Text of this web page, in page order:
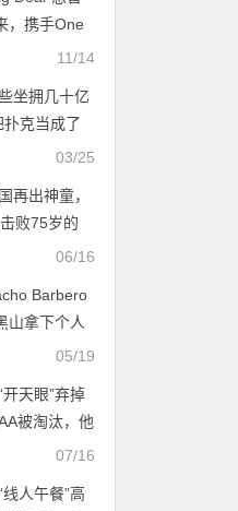
，携手One
全球饮水安
11/14
坐拥几十亿
扑克当成了
03/25
再出神童，
败75岁的
赛金手链及
06/16
Barbero
山拿下个人
军【TRITON
05/19
开天眼”弃掉
被淘汰，他
07/16
线人午餐”高